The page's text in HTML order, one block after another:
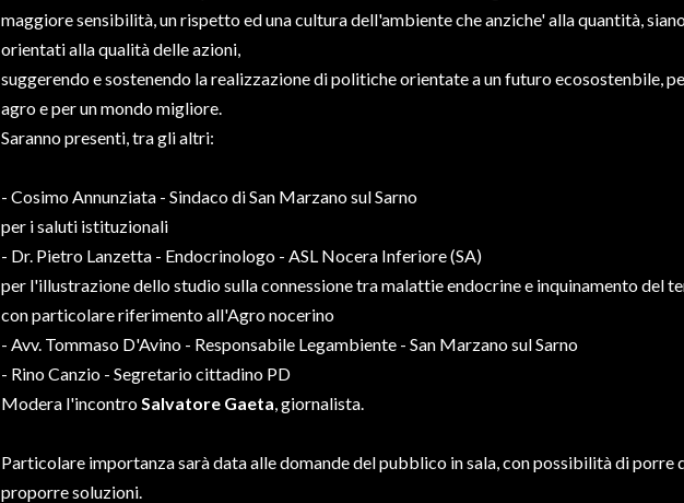
maggiore sensibilità, un rispetto ed una cultura dell'ambiente che anziche' alla quantità,
orientati alla qualità delle azioni,
suggerendo e sostenendo la realizzazione di politiche orientate a un futuro ecosostenbile,
agro e per un mondo migliore.
Saranno presenti, tra gli altri:
- Cosimo Annunziata - Sindaco di San Marzano sul Sarno
per i saluti istituzionali
- Dr. Pietro Lanzetta - Endocrinologo - ASL Nocera Inferiore (SA)
per l'illustrazione dello studio sulla connessione tra malattie endocrine e inquinamento del
con particolare riferimento all'Agro nocerino
- Avv. Tommaso D'Avino - Responsabile Legambiente - San Marzano sul Sarno
- Rino Canzio - Segretario cittadino PD
Modera l'incontroSalvatore Gaeta, giornalista.
Particolare importanza sarà data alle domande del pubblico in sala, con possibilità di porre
proporre soluzioni.